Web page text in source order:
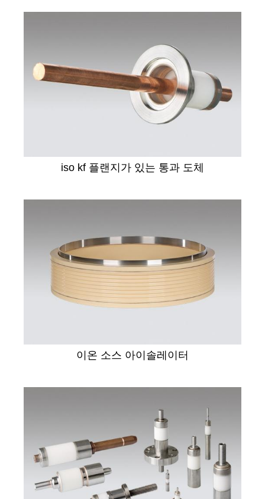
iso kf 플랜지가 있는 통과 도체
이온 소스 아이솔레이터